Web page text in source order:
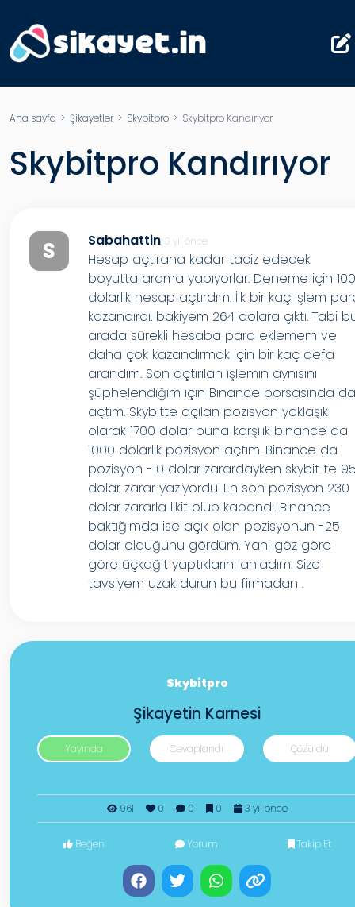
Ana sayfa > Şikayetler> Skybitpro > Skybitpro Kandırıyor
Skybitpro Kandırıyor
S Sabahattin 3 yıl önce
Hesap açtırana kadar taciz edecek
boyutta arama yapıyorlar. Deneme için
dolarlık hesap açtırdım. İlk bir kaç işlem
kazandırdı. bakiyem 264 dolara çıktı. Tabi
arada sürekli hesaba para eklemem ve
daha çok kazandırmak için bir kaç defa
arandım. Son açtırılan işlemin aynısını
şüphelendiğim için Binance borsasında
açtım. Skybitte açılan pozisyon yaklaşık
olarak 1700 dolar buna karşılık binance da
1000 dolarlık pozisyon açtım. Binance da
pozisyon -10 dolar zarardayken skybit te
dolar zarar yazıyordu. En son pozisyon 230
dolar zararla likit olup kapandı. Binance
baktığımda ise açık olan pozisyonun -25
dolar olduğunu gördüm. Yani göz göre
göre üçkağıt yaptıklarını anladım. Size
tavsiyem uzak durun bu firmadan .
Skybitpro
Şikayetin Karnesi
Yayında Cevaplandı Çözüldü
961 0 0 0 3 yıl önce
Beğen Yorum Takip Et